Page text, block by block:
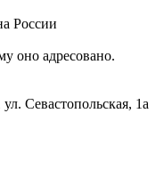
России
оно адресовано.
Севастопольская, 1а